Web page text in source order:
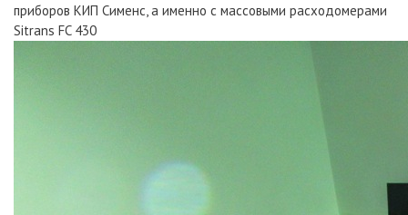
приборов КИП Сименс, а именно с массовыми расходомерами
Sitrans FC 430